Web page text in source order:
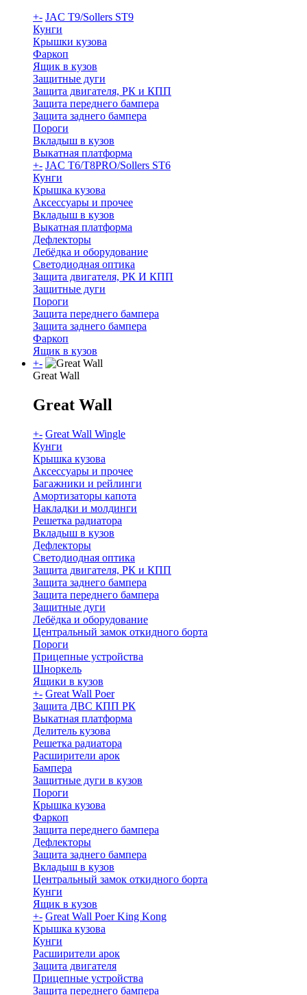
+- JAC T9/Sollers ST9
Кунги
Крышки кузова
Фаркоп
Ящик в кузов
Защитные дуги
Защита двигателя, РК и КПП
Защита переднего бампера
Защита заднего бампера
Пороги
Вкладыш в кузов
Выкатная платформа
+- JAC T6/T8PRO/Sollers ST6
Кунги
Крышка кузова
Аксессуары и прочее
Вкладыш в кузов
Выкатная платформа
Дефлекторы
Лебёдка и оборудование
Светодиодная оптика
Защита двигателя, РК И КПП
Защитные дуги
Пороги
Защита переднего бампера
Защита заднего бампера
Фаркоп
Ящик в кузов
+-
Great Wall
Great Wall
+- Great Wall Wingle
Кунги
Крышка кузова
Аксессуары и прочее
Багажники и рейлинги
Амортизаторы капота
Накладки и молдинги
Решетка радиатора
Вкладыш в кузов
Дефлекторы
Светодиодная оптика
Защита двигателя, РК и КПП
Защита заднего бампера
Защита переднего бампера
Защитные дуги
Лебёдка и оборудование
Центральный замок откидного борта
Пороги
Прицепные устройства
Шноркель
Ящики в кузов
+- Great Wall Poer
Защита ДВС КПП РК
Выкатная платформа
Делитель кузова
Решетка радиатора
Расширители арок
Бампера
Защитные дуги в кузов
Пороги
Крышка кузова
Фаркоп
Защита переднего бампера
Дефлекторы
Защита заднего бампера
Вкладыш в кузов
Центральный замок откидного борта
Кунги
Ящик в кузов
+- Great Wall Poer King Kong
Крышка кузова
Кунги
Расширители арок
Защита двигателя
Прицепные устройства
Защита переднего бампера